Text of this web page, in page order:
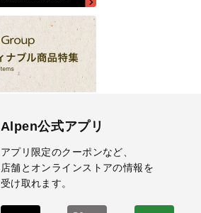
Alpen公式アプリ
アプリ限定のクーポンなど、
店舗とオンラインストアの情報を
受け取れます。